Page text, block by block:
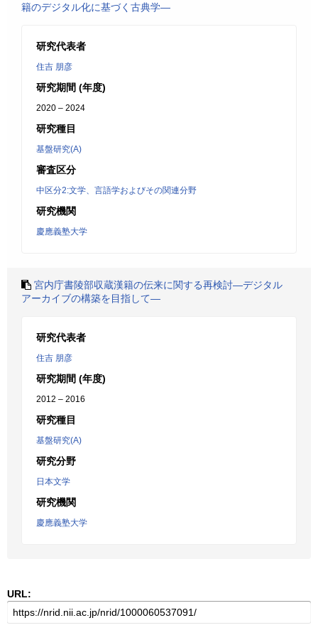
籍のデジタル化に基づく古典学―
研究代表者
住吉 朋彦
研究期間 (年度)
2020 – 2024
研究種目
基盤研究(A)
審査区分
中区分2:文学、言語学およびその関連分野
研究機関
慶應義塾大学
宮内庁書陵部収蔵漢籍の伝来に関する再検討―デジタル
アーカイブの構築を目指して―
研究代表者
住吉 朋彦
研究期間 (年度)
2012 – 2016
研究種目
基盤研究(A)
研究分野
日本文学
研究機関
慶應義塾大学
URL: